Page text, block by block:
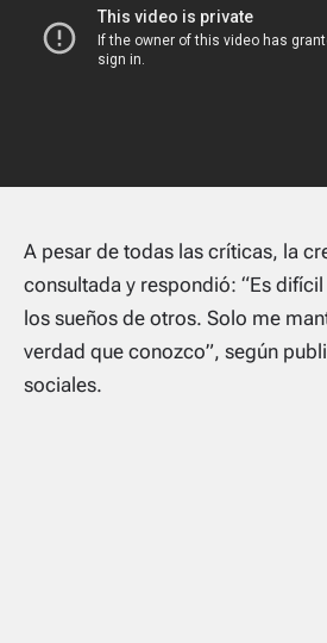
A pesar de todas las críticas, la
consultada y respondió: “Es
los sueños de otros. Solo me
verdad que conozco”, según
sociales.